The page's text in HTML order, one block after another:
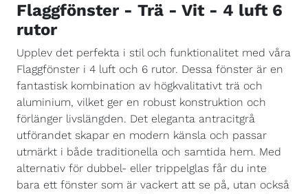
Flaggfönster - Trä - Vit - 4 luft 6
rutor
Upplev det perfekta i stil och funktionalitet med våra
Flaggfönster i 4 luft och 6 rutor. Dessa fönster är en
fantastisk kombination av högkvalitativt trä och
aluminium, vilket ger en robust konstruktion och
förlänger livslängden. Det eleganta antracitgrå
utförandet skapar en modern känsla och passar
utmärkt i både traditionella och samtida hem. Med
alternativ för dubbel- eller trippelglas får du inte
bara ett fönster som är vackert att se på, utan också